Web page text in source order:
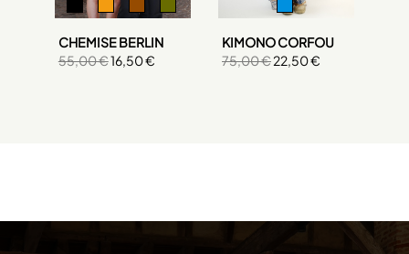
CHEMISE BERLIN
55,00 €16,50 €
KIMONO CORFOU
75,00 €22,50 €